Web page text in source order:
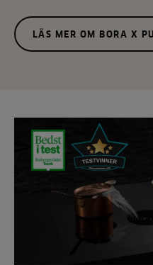
LÄS MER OM BORA X